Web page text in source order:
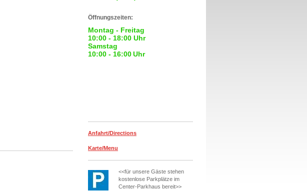
Öffnungszeiten:
Montag - Freitag
10:00 - 18:00 Uhr
Samstag
10:00 - 16:00Uhr
Anfahrt/Directions
Karte/Menu
<<für unsere Gäste stehen
kostenlose Parkplätze im
Center-Parkhaus bereit>>